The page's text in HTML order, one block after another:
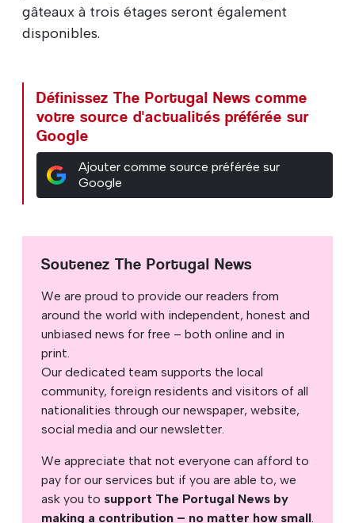
gâteaux à trois étages seront également
disponibles.
Définissez The Portugal News comme
votre source d'actualités préférée sur
Google
Ajouter comme source préférée sur
Google
Soutenez The Portugal News
We are proud to provide our readers from
around the world with independent, honest and
unbiased news for free – both online and in
print.
Our dedicated team supports the local
community, foreign residents and visitors of all
nationalities through our newspaper, website,
social media and our newsletter.
We appreciate that not everyone can afford to
pay for our services but if you are able to, we
ask you to support The Portugal News by
making a contribution – no matter how small.